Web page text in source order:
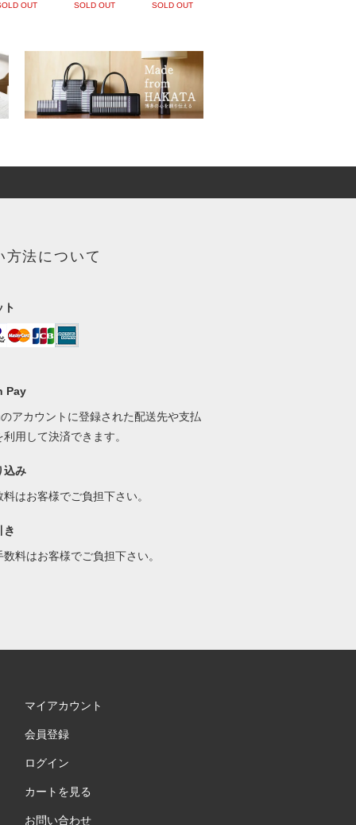
OUT
SOLD OUT
SOLD OUT
方法について
ト
Pay
アカウントに登録された配送先や支払
利用して決済できます。
込み
料はお客様でご負担下さい。
き
数料はお客様でご負担下さい。
マイアカウント
会員登録
ログイン
カートを見る
お問い合わせ